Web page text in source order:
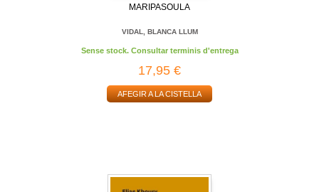
MARIPASOULA
VIDAL, BLANCA LLUM
Sense stock. Consultar terminis d'entrega
17,95 €
AFEGIR A LA CISTELLA